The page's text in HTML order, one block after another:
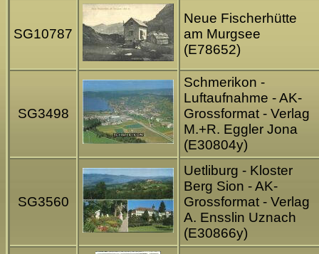
SG10787
Neue Fischerhütte
am Murgsee
(E78652)
SG3498
Schmerikon -
Luftaufnahme - AK-
Grossformat - Verlag
M.+R. Eggler Jona
(E30804y)
SG3560
Uetliburg - Kloster
Berg Sion - AK-
Grossformat - Verlag
A. Ensslin Uznach
(E30866y)